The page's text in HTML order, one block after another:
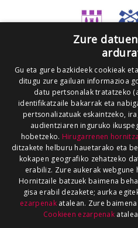
Zure
Gu eta gure bazkideek cookieak
ditugu zure gailuan informazioa
datu pertsonalak tratatzeko
identifikatzaile bakarrak eta
pertsonalizatuak eskaintzeko,
audientziaren inguruko
hobetzeko. Hirugarrenen
ditzakete helburu hauetarako eta
kokapen geografiko zehatzeko
erabiliz. Zure aukerak
Hornitzaile batzuek baimena
gisa erabil dezakete; aurka
ezarpenakatalean. Zure
Cookieen ezarpenak